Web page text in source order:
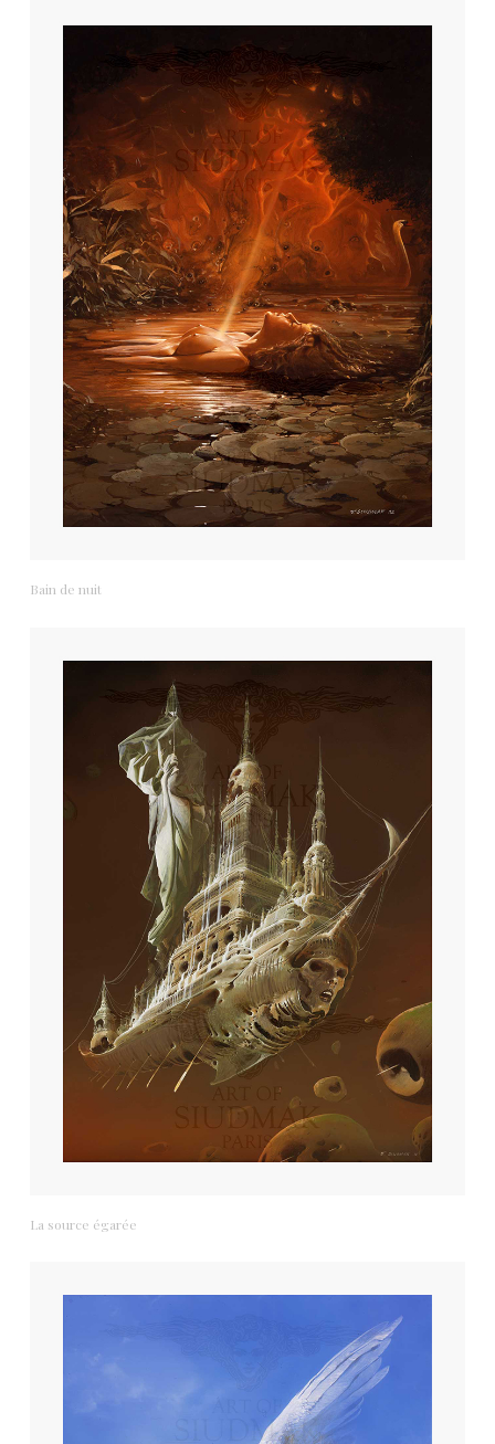
Bain de nuit
La source égarée